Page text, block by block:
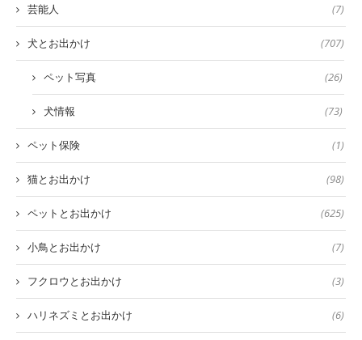
芸能人 (7)
犬とお出かけ (707)
ペット写真 (26)
犬情報 (73)
ペット保険 (1)
猫とお出かけ (98)
ペットとお出かけ (625)
小鳥とお出かけ (7)
フクロウとお出かけ (3)
ハリネズミとお出かけ (6)